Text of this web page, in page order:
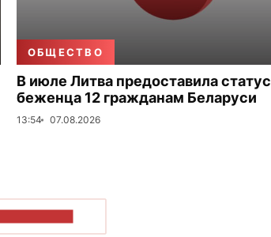
ОБЩЕСТВО
В июле Литва предоставила статус
беженца 12 гражданам Беларуси
13:54 07.08.2026